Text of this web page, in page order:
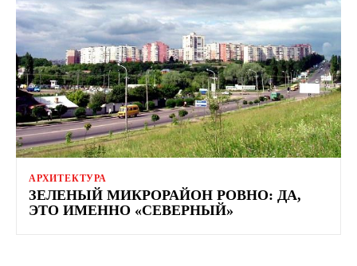
АРХИТЕКТУРА
ЗЕЛЕНЫЙ МИКРОРАЙОН РОВНО: ДА,
ЭТО ИМЕННО «СЕВЕРНЫЙ»